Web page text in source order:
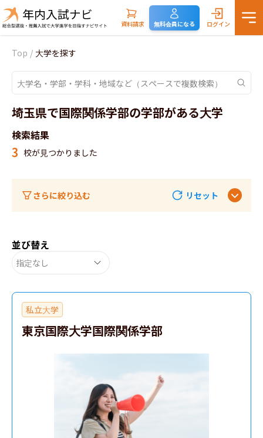
資料請求 無料会員になる ログイン
Top / 大学を探す
埼玉県で国際関係学部の学部がある大学
検索結果
3 校が見つかりました
さらに絞り込む リセット
並び替え
指定なし
私立大学
東京国際大学国際関係学部